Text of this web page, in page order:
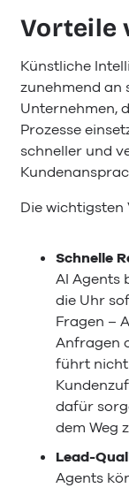
Vorteile
Künstliche
zunehmend an
Unternehmen,
Prozesse
schneller und
Die
Schnelle
AI Agents
die Uhr
Fragen –
Anfragen
führt
dafür
dem Weg
Lead-
Agents